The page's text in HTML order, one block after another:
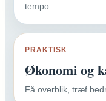
tempo.
PRAKTISK
Økonomi og
Få overblik, træf